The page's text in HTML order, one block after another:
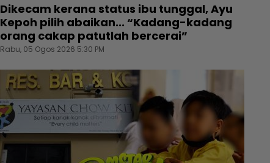
Dikecam kerana status ibu tunggal, Ayu
Kepoh pilih abaikan... “Kadang-kadang
orang cakap patutlah bercerai”
Rabu, 05 Ogos 2026 5:30 PM